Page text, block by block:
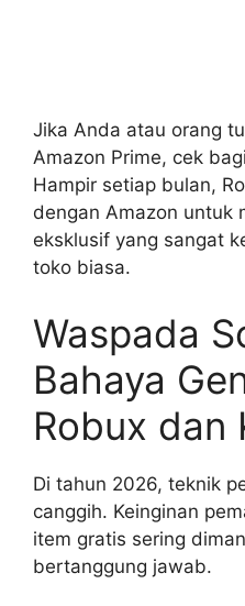
Jika Anda atau orang
Amazon Prime, cek
Hampir setiap bulan,
dengan Amazon untuk
eksklusif yang sangat
toko biasa.
Waspada
Bahaya
Robux dan
Di tahun 2026, teknik
canggih. Keinginan
item gratis sering
bertanggung jawab.